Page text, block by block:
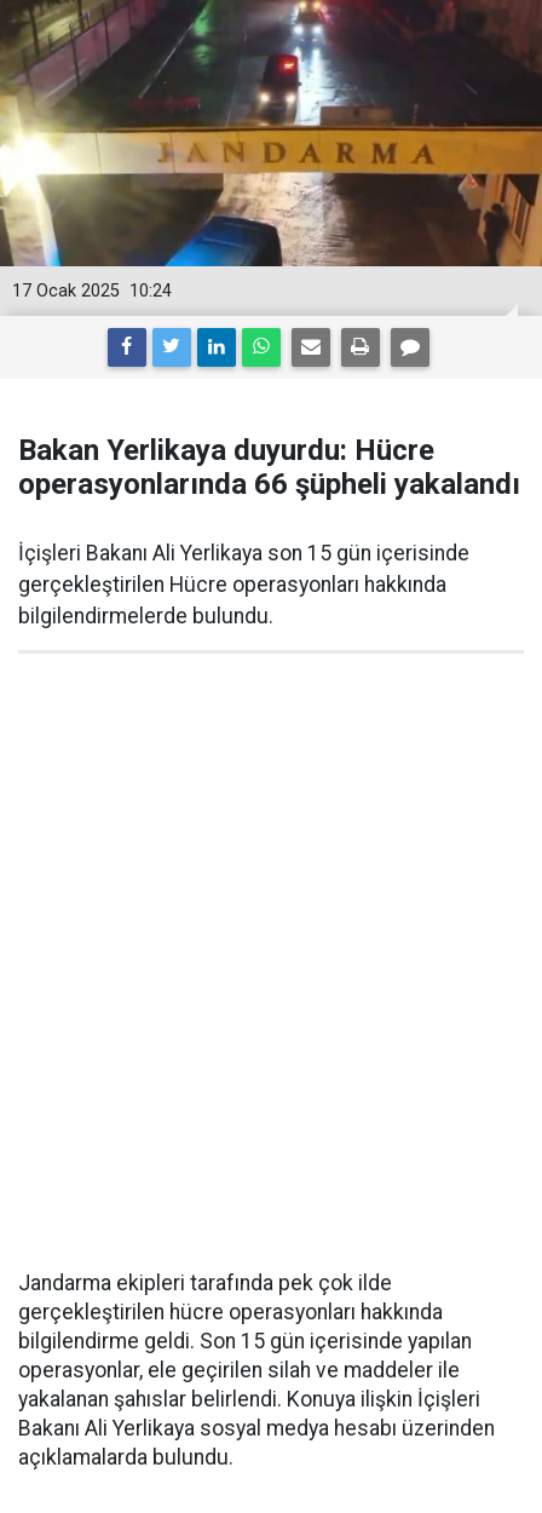
10:24
17 Ocak 2025
Bakan Yerlikaya duyurdu: Hücre
operasyonlarında 66 şüpheli yakalandı
İçişleri Bakanı Ali Yerlikaya son 15 gün içerisinde
gerçekleştirilen Hücre operasyonları hakkında
bilgilendirmelerde bulundu.
Jandarma ekipleri tarafında pek çok ilde
gerçekleştirilen hücre operasyonları hakkında
bilgilendirme geldi. Son 15 gün içerisinde yapılan
operasyonlar, ele geçirilen silah ve maddeler ile
yakalanan şahıslar belirlendi. Konuya ilişkin İçişleri
Bakanı Ali Yerlikaya sosyal medya hesabı üzerinden
açıklamalarda bulundu.